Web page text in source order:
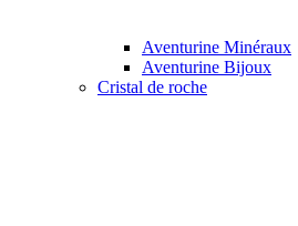
Aventurine Minéraux
Aventurine Bijoux
Cristal de roche